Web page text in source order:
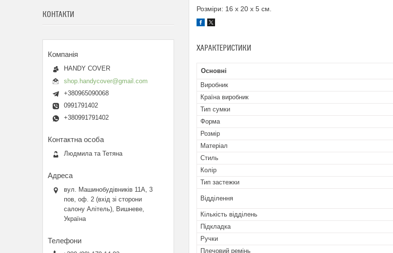
Розміри: 16 x 20 x 5 см.
ХАРАКТЕРИСТИКИ
Основні
Виробник
Країна виробник
Тип сумки
Форма
Розмір
Матеріал
Стиль
Колір
Тип застежки
Відділення
Кількість відділень
Підкладка
Ручки
Плечовий ремінь
КОНТАКТИ
HANDY COVER
shop.handycover@gmail.com
+380965090068
0991791402
+380991791402
Людмила та Тетяна
вул. Машинобудівників 11А, 3
пов, оф. 2 (вхід зі сторони
салону Алітель), Вишневе,
Україна